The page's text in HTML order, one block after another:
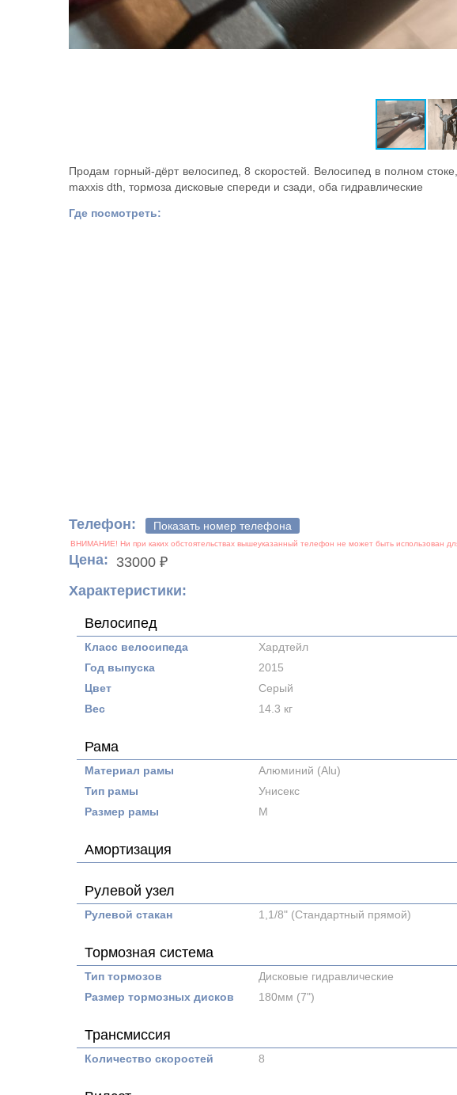
Продам горный-дёрт велосипед, 8 скоростей. Велосипед в полном
maxxis dth, тормоза дисковые спереди и сзади, оба гидравлические
Где посмотреть:
Телефон: Показать номер телефона
Цена: 33000 ₽
Характеристики:
Велосипед
Класс велосипеда
Хардтейл
Год выпуска
2015
Цвет
Серый
Вес
14.3 кг
Рама
Материал рамы
Алюминий (Alu)
Тип рамы
Унисекс
Размер рамы
M
Амортизация
Рулевой узел
Рулевой стакан 1,1/8" (Стандартный прямой)
Тормозная система
Тип тормозов
Дисковые гидравлические
Размер тормозных дисков
180мм (7")
Трансмиссия
Количество скоростей 8